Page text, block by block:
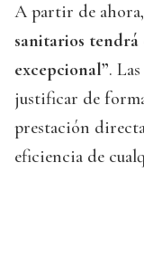
A partir de
sanitarios
excepcional”.
justificar de
prestación
eficiencia de